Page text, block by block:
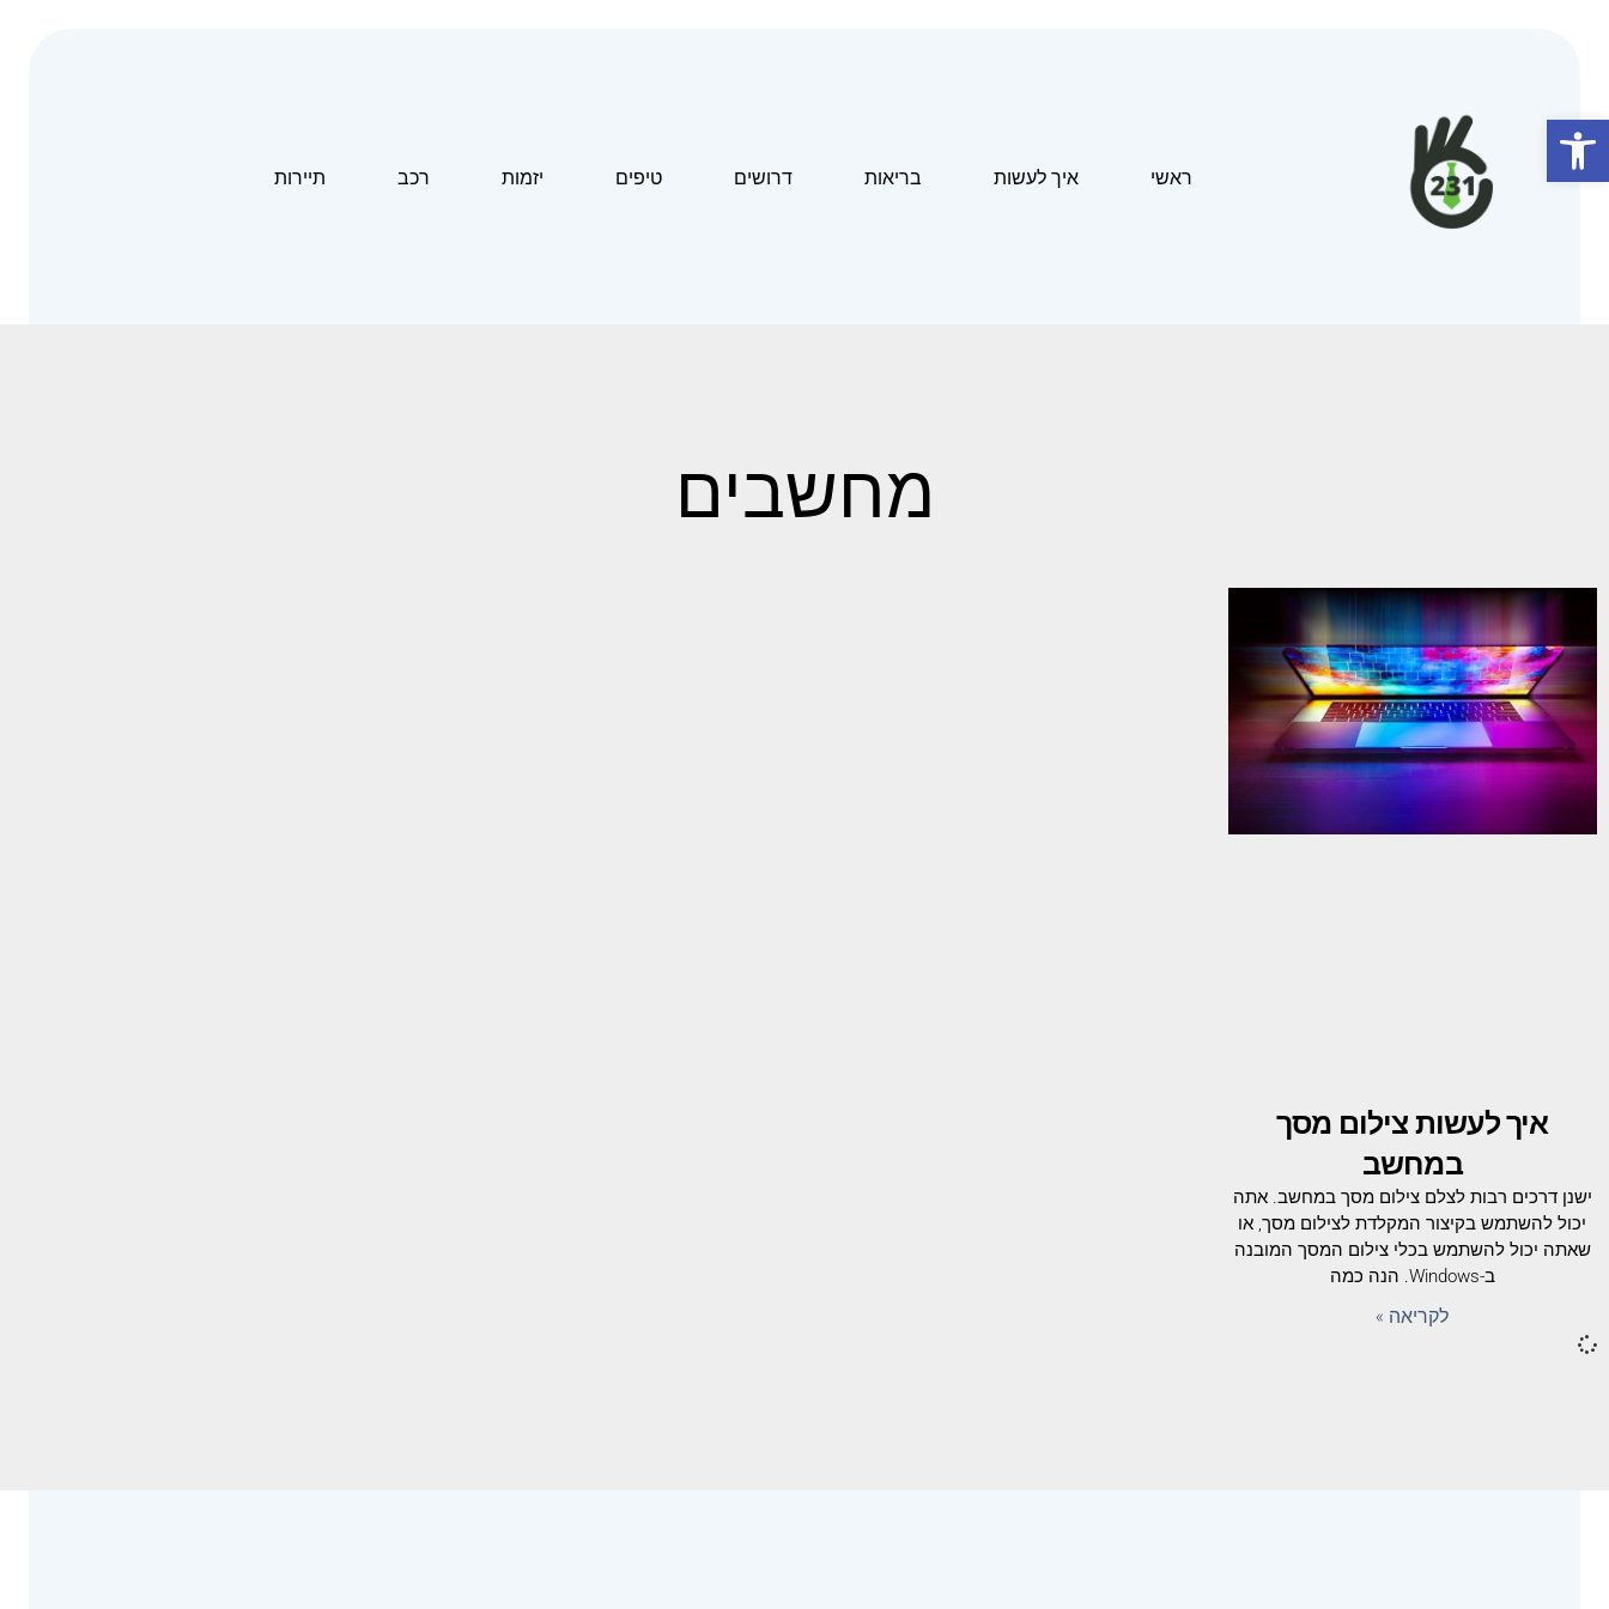
ראשי איך לעשות בריאות דרושים טיפים יזמות רכב תיירות
מחשבים
איך לעשות צילום מסך
במחשב
ישנן דרכים רבות לצלם צילום מסך במחשב. אתה
יכול להשתמש בקיצור המקלדת לצילום מסך, או
שאתה יכול להשתמש בכלי צילום המסך המובנה
ב-Windows. הנה כמה
לקריאה »
פתח סרגל נגישות